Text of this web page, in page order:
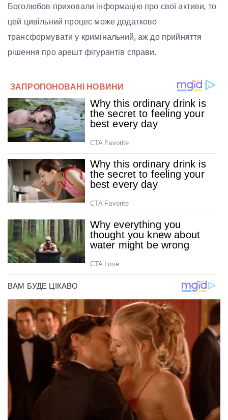
Боголюбов приховали інформацію про свої активи, то
цей цивільний процес може додатково
трансформувати у кримінальний, аж до прийняття
рішення про арешт фігурантів справи.